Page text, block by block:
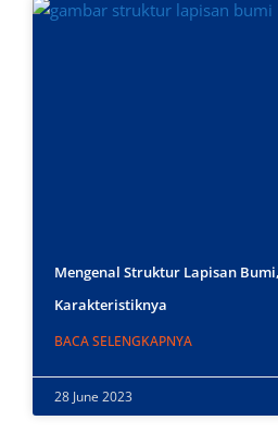
Mengenal Struktur Lapisan
Karakteristiknya
BACA SELENGKAPNYA
28 June 2023